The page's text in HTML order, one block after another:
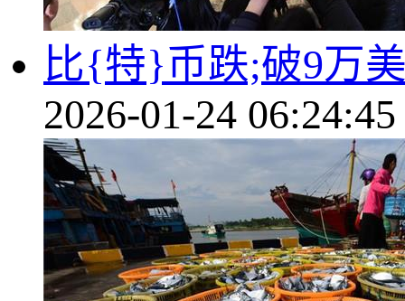
比{特}币跌;破9万
2026-01-24 06:24:45